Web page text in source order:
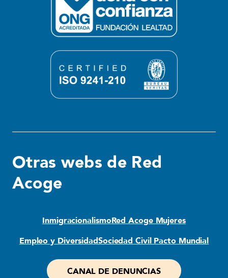
Otras webs de Red
Acoge
InmigracionalismoRed Acoge Mujeres
Empleo y DiversidadSociedad Civil Pacto Mundial
CANAL DE DENUNCIAS